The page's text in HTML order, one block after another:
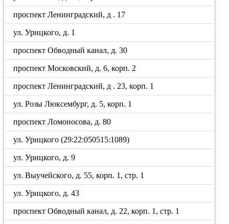
проспект Ленинградский, д . 17
ул. Урицкого, д. 1
проспект Обводный канал, д. 30
проспект Московский, д. 6, корп. 2
проспект Ленинградский, д . 23, корп. 1
ул. Розы Люксембург, д. 5, корп. 1
проспект Ломоносова, д. 80
ул. Урицкого (29:22:050515:1089)
ул. Урицкого, д. 9
ул. Выучейского, д. 55, корп. 1, стр. 1
ул. Урицкого, д. 43
проспект Обводный канал, д. 22, корп. 1, стр. 1